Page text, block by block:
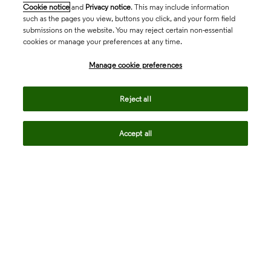
Cookie notice and Privacy notice. This may include information
such as the pages you view, buttons you click, and your form field
submissions on the website. You may reject certain non-essential
cookies or manage your preferences at any time.
Manage cookie preferences
Reject all
Accept all